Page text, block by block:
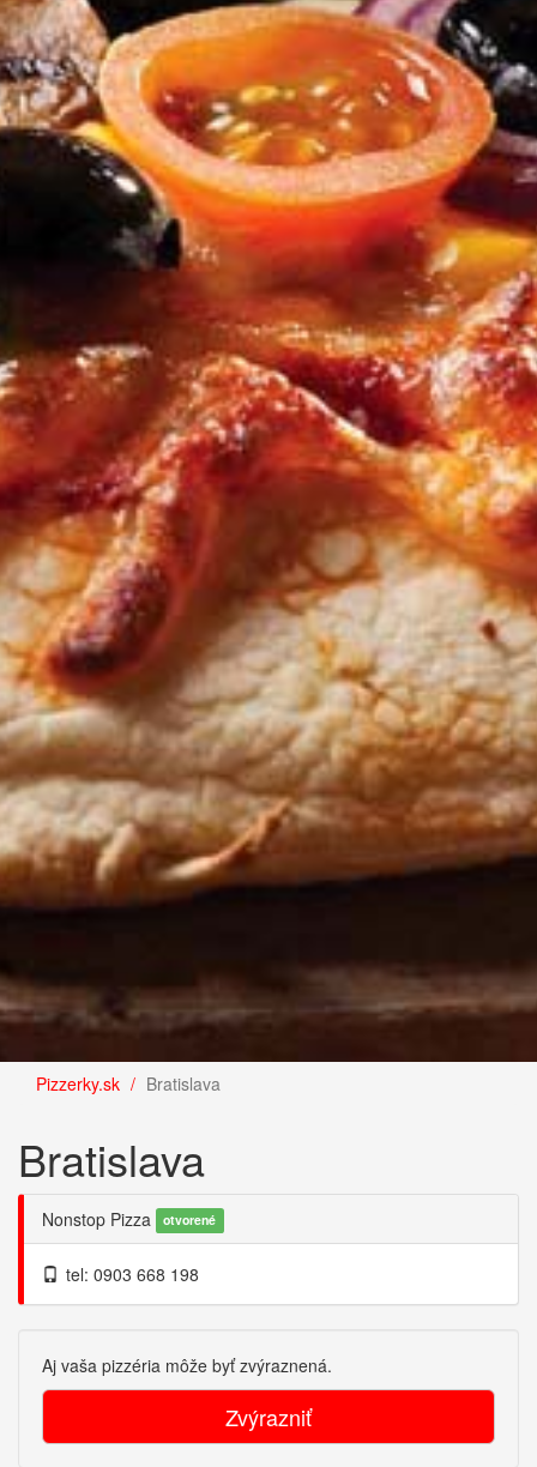
Pizzerky.sk Bratislava
Bratislava
Nonstop Pizza otvorené
tel: 0903 668 198
Aj vaša pizzéria môže byť zvýraznená.
Zvýrazniť